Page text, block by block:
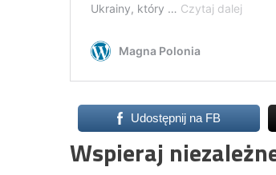
Udostępnij na FB
Wspieraj